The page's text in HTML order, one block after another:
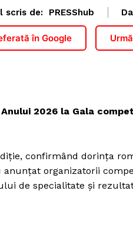
scris de: PRESShub
în Google
2026 la Gala
confirmând dorința
organizatorii
de specialitate și